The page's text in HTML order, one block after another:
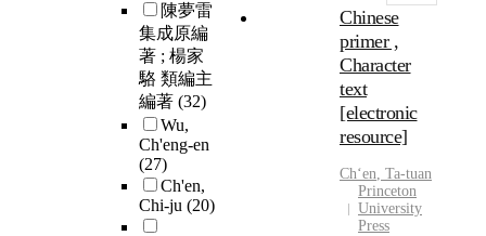
陳夢雷
集成原編
著 ; 楊家
駱 類編主
編著 (32)
Wu,
Ch'eng-en
(27)
Ch'en,
Chi-ju (20)
Chinese
primer ,
Character
text
[electronic
resource]
Chʻen, Ta-tuan
Princeton
University
Press